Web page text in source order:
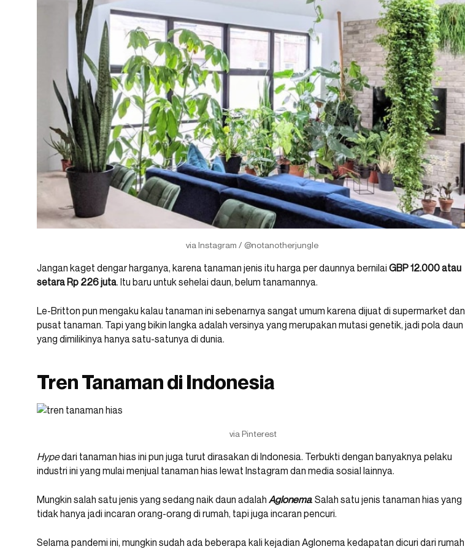
via Instagram / @notanotherjungle
Jangan kaget dengar harganya, karena tanaman jenis itu harga per daunnya bernilai GBP 12.000 atau
setara Rp 226 juta. Itu baru untuk sehelai daun, belum tanamannya.
Le-Britton pun mengaku kalau tanaman ini sebenarnya sangat umum karena dijuat di supermarket dan
pusat tanaman. Tapi yang bikin langka adalah versinya yang merupakan mutasi genetik, jadi pola daun
yang dimilikinya hanya satu-satunya di dunia.
Tren Tanaman di Indonesia
via Pinterest
Hypedari tanaman hias ini pun juga turut dirasakan di Indonesia. Terbukti dengan banyaknya pelaku
industri ini yang mulai menjual tanaman hias lewat Instagram dan media sosial lainnya.
Mungkin salah satu jenis yang sedang naik daun adalah Aglonema. Salah satu jenis tanaman hias yang
tidak hanya jadi incaran orang-orang di rumah, tapi juga incaran pencuri.
Selama pandemi ini, mungkin sudah ada beberapa kali kejadian Aglonema kedapatan dicuri dari rumah